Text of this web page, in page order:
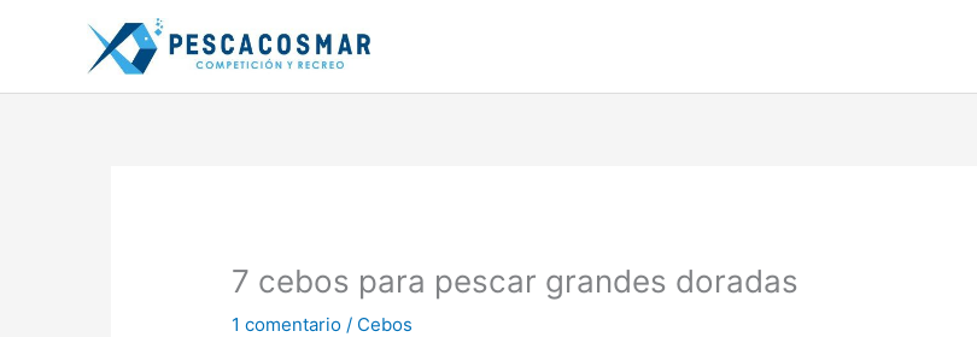
7 cebos para pescar grandes doradas
1 comentario / Cebos